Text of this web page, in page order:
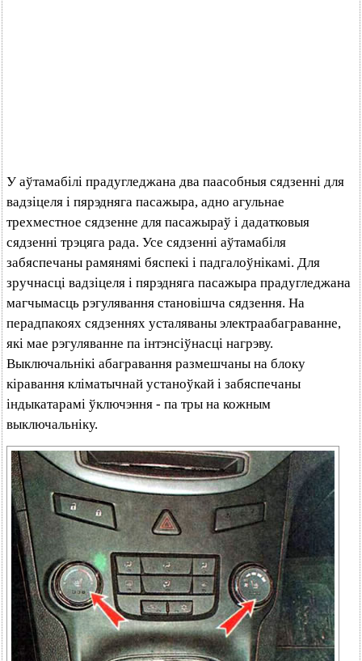
У аўтамабілі прадугледжана два паасобныя сядзенні для
вадзіцеля і пярэдняга пасажыра, адно агульнае
трехместное сядзенне для пасажыраў і дадатковыя
сядзенні трэцяга рада. Усе сядзенні аўтамабіля
забяспечаны рамянямі бяспекі і падгалоўнікамі. Для
зручнасці вадзіцеля і пярэдняга пасажыра прадугледжана
магчымасць рэгулявання становішча сядзення. На
перадпакоях сядзеннях усталяваны электраабаграванне,
які мае рэгуляванне па інтэнсіўнасці нагрэву.
Выключальнікі абагравання размешчаны на блоку
кіравання кліматычнай устаноўкай і забяспечаны
індыкатарамі ўключэння - па тры на кожным
выключальніку.